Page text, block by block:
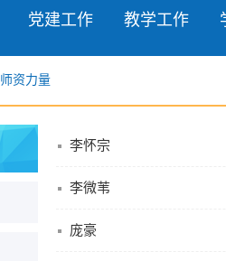
党建工作 教学工作
师资力量
李怀宗
李微苇
庞豪